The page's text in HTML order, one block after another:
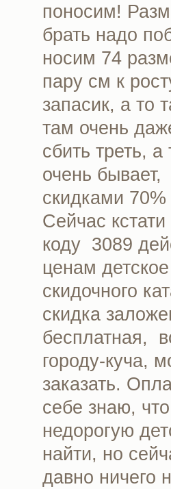
поносим!
брать надо
носим 74
пару см к
запасик, а то
там очень
сбить треть,
очень
скидками
Сейчас
коду 3089
ценам
скидочного
скидка
бесплатная,
городу-куча,
заказать.
себе знаю,
недорогую
найти, но
давно ничего